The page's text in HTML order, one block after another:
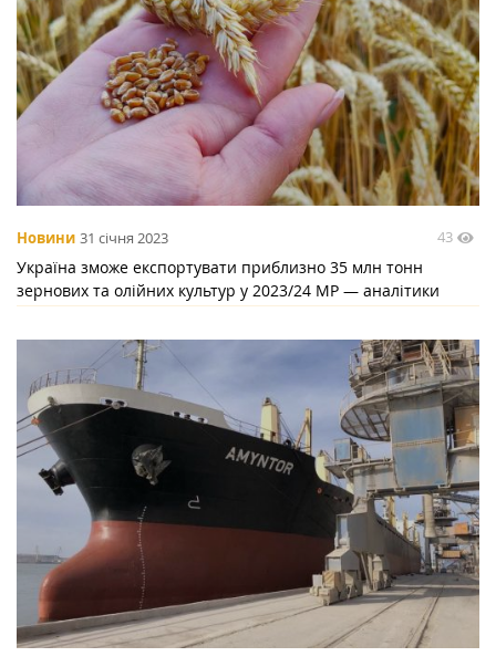
Новини 31 січня 2023 43
Україна зможе експортувати приблизно 35 млн тонн
зернових та олійних культур у 2023/24 МР — аналітики